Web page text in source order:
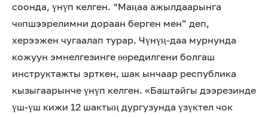
соонда, үнүп келген. “Маңаа ажылдаарынга
чөпшээрелимни дораан берген мен” деп,
херээжен чугаалап турар. Чүнүң-даа мурнунда
кожуун эмнелгезинге өөредилгени болгаш
инструктажты эрткен, шак ынчаар республика
кызыгаарынче үнүп келген. «Баштайгы дээрезинде
үш-үш кижи 12 шактың дургузунда үзүктел чок